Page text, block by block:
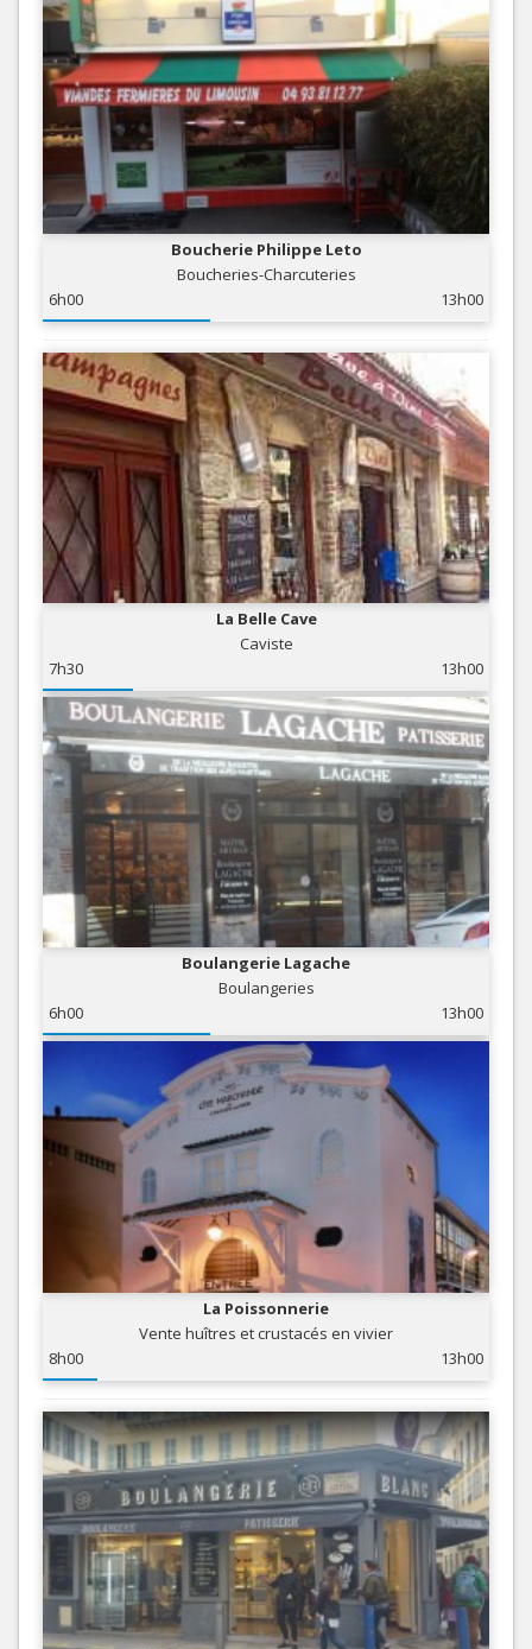
Boucherie Philippe Leto
Boucheries-Charcuteries
6h00
13h00
La Belle Cave
Caviste
7h30
13h00
Boulangerie Lagache
Boulangeries
6h00
13h00
La Poissonnerie
Vente huîtres et crustacés en vivier
8h00
13h00